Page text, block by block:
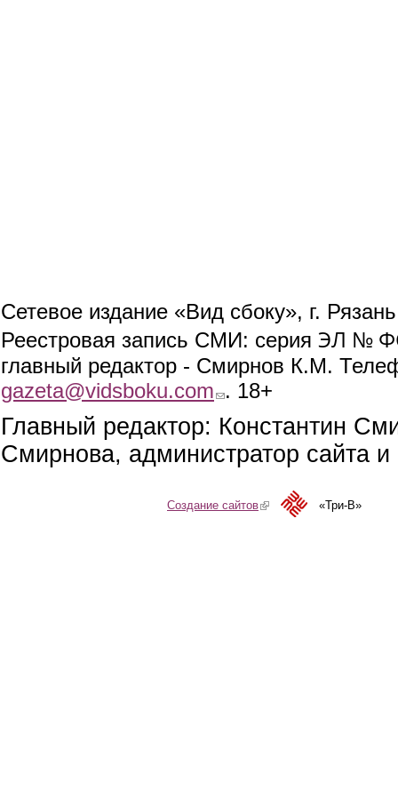
Сетевое издание «Вид сбоку», г.
Реестровая запись СМИ: серия ЭЛ №
главный редактор - Смирнов К.М.
gazeta@vidsboku.com (link sends e-mail)
. 18+
Главный редактор: Константин
Смирнова, администратор сайта
Создание сайтов(link is external)«Три-В»